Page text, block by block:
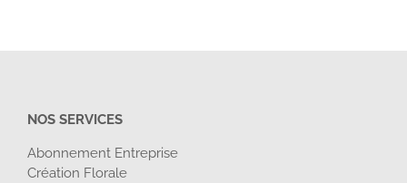
NOS SERVICES
Abonnement Entreprise
Création Florale